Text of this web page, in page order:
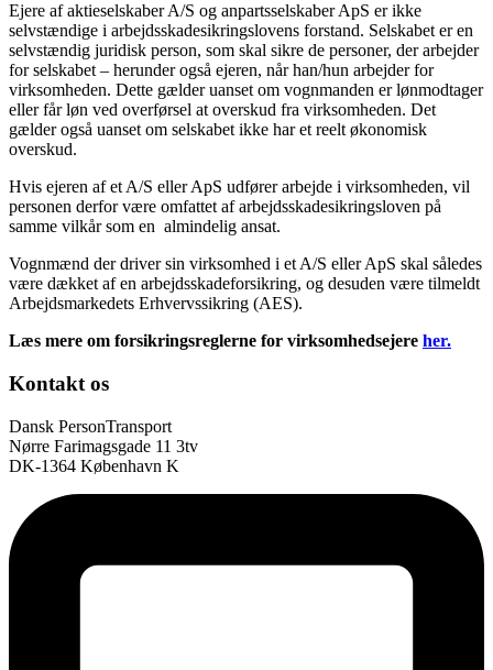
Ejere af aktieselskaber A/S og anpartsselskaber ApS er ikke
selvstændige i arbejdsskadesikringslovens forstand. Selskabet er en
selvstændig juridisk person, som skal sikre de personer, der arbejder
for selskabet – herunder også ejeren, når han/hun arbejder for
virksomheden. Dette gælder uanset om vognmanden er lønmodtager
eller får løn ved overførsel at overskud fra virksomheden. Det
gælder også uanset om selskabet ikke har et reelt økonomisk
overskud.
Hvis ejeren af et A/S eller ApS udfører arbejde i virksomheden, vil
personen derfor være omfattet af arbejdsskadesikringsloven på
samme vilkår som en almindelig ansat.
Vognmænd der driver sin virksomhed i et A/S eller ApS skal således
være dækket af en arbejdsskadeforsikring, og desuden være tilmeldt
Arbejdsmarkedets Erhvervssikring (AES).
Læs mere om forsikringsreglerne for virksomhedsejere her.
Kontakt os
Dansk PersonTransport
Nørre Farimagsgade 11 3tv
DK-1364 København K